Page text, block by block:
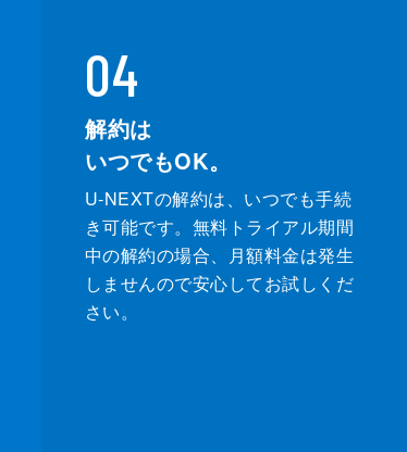
04
解約は
いつでもOK。
U-NEXTの解約は、いつでも手続
き可能です。無料トライアル期間
中の解約の場合、月額料金は発生
しませんので安心してお試しくだ
さい。